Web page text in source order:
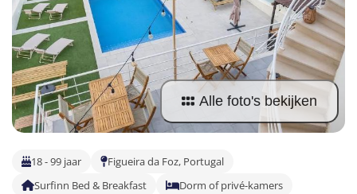
Malta
Nederland
Buitenland
Surfkampen Buitenland
Surfkampen 18+
Taalvakanties Duits
Taalvakanties Italiaans
Alle foto's bekijken
18 - 99 jaar
Figueira da Foz, Portugal
Surfinn Bed & Breakfast
Dorm of privé-kamers